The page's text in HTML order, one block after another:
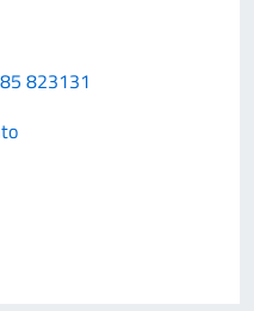
823131